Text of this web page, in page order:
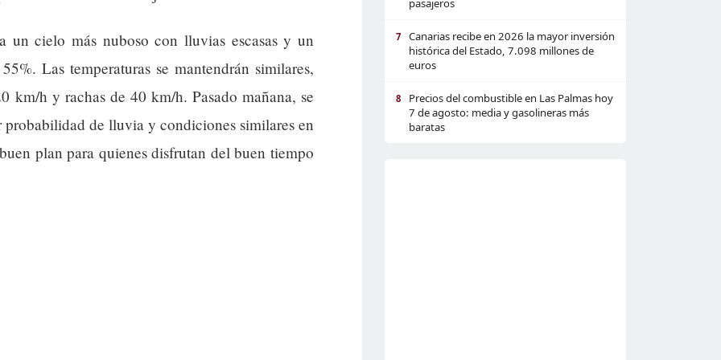
un cielo más nuboso con lluvias escasas y un
Las temperaturas se mantendrán similares,
km/h y rachas de 40 km/h. Pasado mañana, se
de lluvia y condiciones similares en
plan para quienes disfrutan del buen tiempo
pasajeros
7
Canarias recibe en 2026 la mayor inversión
histórica del Estado, 7.098 millones de
euros
8
Precios del combustible en Las Palmas hoy
7 de agosto: media y gasolineras más
baratas